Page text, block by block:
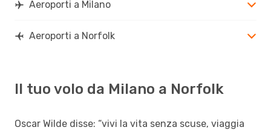
Aeroporti a Milano
Aeroporti a Norfolk
Il tuo volo da Milano a Norfolk
Oscar Wilde disse: “vivi la vita senza scuse, viaggia